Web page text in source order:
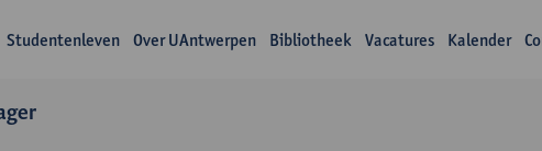
Studentenleven Over UAntwerpen Bibliotheek Vacatures Kalender